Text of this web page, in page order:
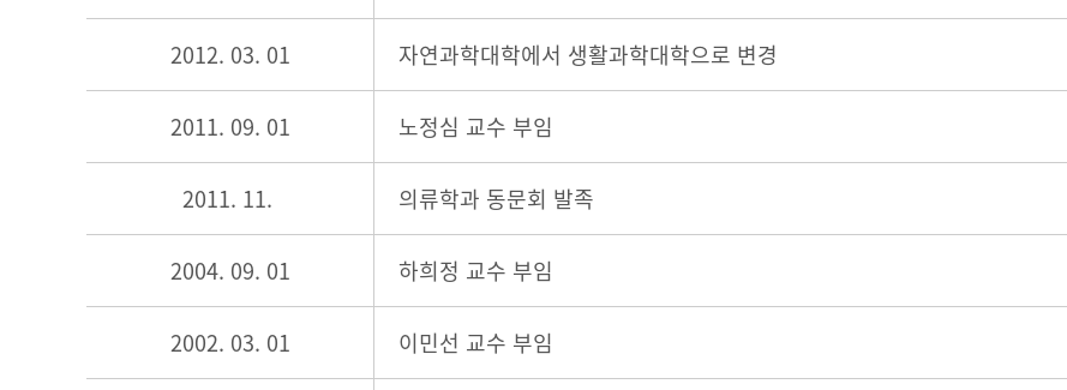
2012. 03. 01 자연과학대학에서 생활과학대학으로 변경
2011. 09. 01 노정심 교수 부임
2011. 11. 의류학과 동문회 발족
2004. 09. 01 하희정 교수 부임
2002. 03. 01 이민선 교수 부임